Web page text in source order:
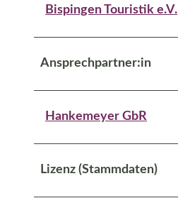
Bispingen Touristik e.V.
Ansprechpartner:in
Hankemeyer GbR
Lizenz (Stammdaten)